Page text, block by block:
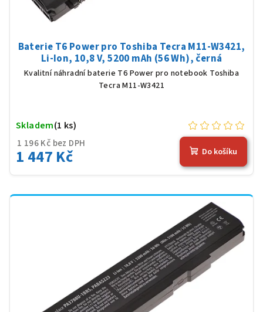
Baterie T6 Power pro Toshiba Tecra M11-W3421,
Li-Ion, 10,8 V, 5200 mAh (56 Wh), černá
Kvalitní náhradní baterie T6 Power pro notebook Toshiba
Tecra M11-W3421
1 196 Kč bez DPH
1 447 Kč
Skladem(1 ks)
Do košíku